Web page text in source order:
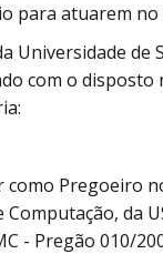
para atuarem no
Universidade de
com o
como Pregoeiro
da
- Pregão 010/